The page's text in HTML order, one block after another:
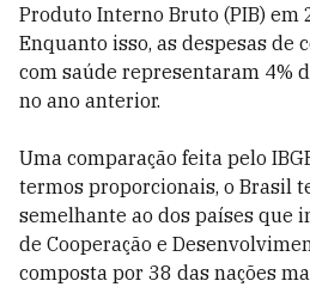
Produto Interno Bruto (PIB) em
Enquanto isso, as despesas de
com saúde representaram 4%
no ano anterior.
Uma comparação feita pelo
termos proporcionais, o Brasil
semelhante ao dos países que
de Cooperação e
composta por 38 das nações